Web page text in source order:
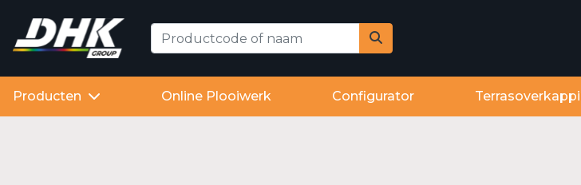
Producten Online Plooiwerk Configurator